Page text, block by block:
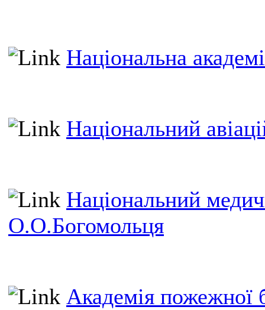
Національна
Національний
Національний
О.О.Богомольця
Академія пожежної